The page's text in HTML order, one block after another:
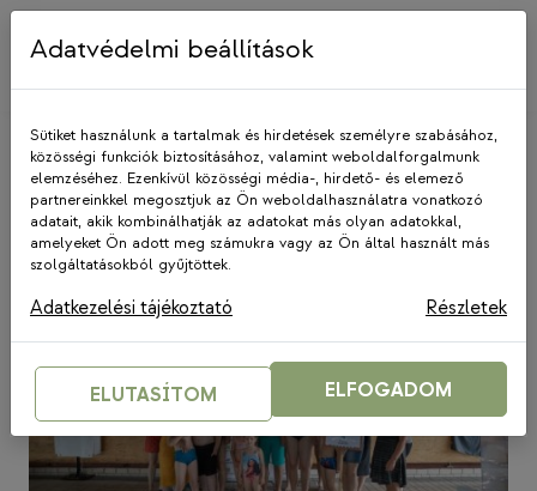
Skip
Swimathon2019
Adatvédelmi beállítások
Sütiket használunk a tartalmak és hirdetések személyre szabásához,
közösségi funkciók biztosításához, valamint weboldalforgalmunk
elemzéséhez. Ezenkívül közösségi média-, hirdető- és elemező
partnereinkkel megosztjuk az Ön weboldalhasználatra vonatkozó
adatait, akik kombinálhatják az adatokat más olyan adatokkal,
amelyeket Ön adott meg számukra vagy az Ön által használt más
szolgáltatásokból gyűjtöttek.
Adatkezelési tájékoztató Részletek
ELUTASÍTOM ELFOGADOM